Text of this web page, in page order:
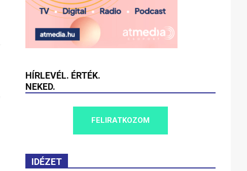
HÍRLEVÉL. ÉRTÉK.
NEKED.
FELIRATKOZOM
IDÉZET